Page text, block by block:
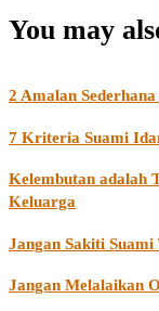
You may
2 Amalan
7 Kriteria Suami
Kelembutan adalah
Keluarga
Jangan Sakiti
Jangan Melalaikan